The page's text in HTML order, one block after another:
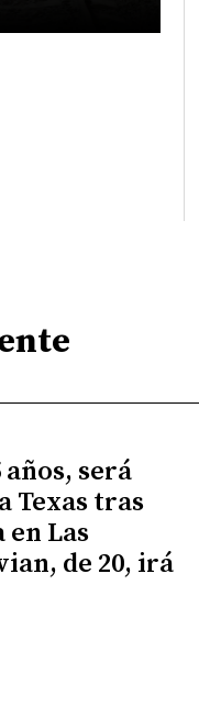
años, será
Texas tras
en Las
de 20, irá